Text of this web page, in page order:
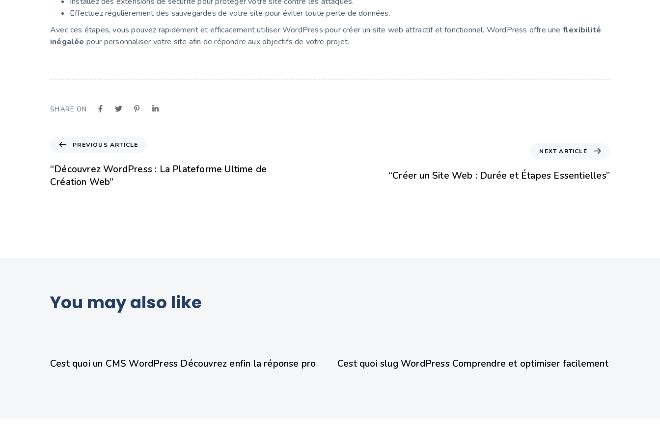
Effectuez régulièrement des sauvegardes de votre site pour éviter toute perte de données.
Avec ces étapes, vous pouvez rapidement et efficacement utiliser WordPress pour créer un site web attractif et fonctionnel. WordPress offre une flexibilité
inégalée pour personnaliser votre site afin de répondre aux objectifs de votre projet.
SHARE ON
PREVIOUS ARTICLE
“Découvrez WordPress : La Plateforme Ultime de
Création Web”
NEXT ARTICLE
“Créer un Site Web : Durée et Étapes Essentielles”
You may also like
Cest quoi un CMS WordPress Découvrez enfin la réponse pro Cest quoi slug WordPress Comprendre et optimiser facilement